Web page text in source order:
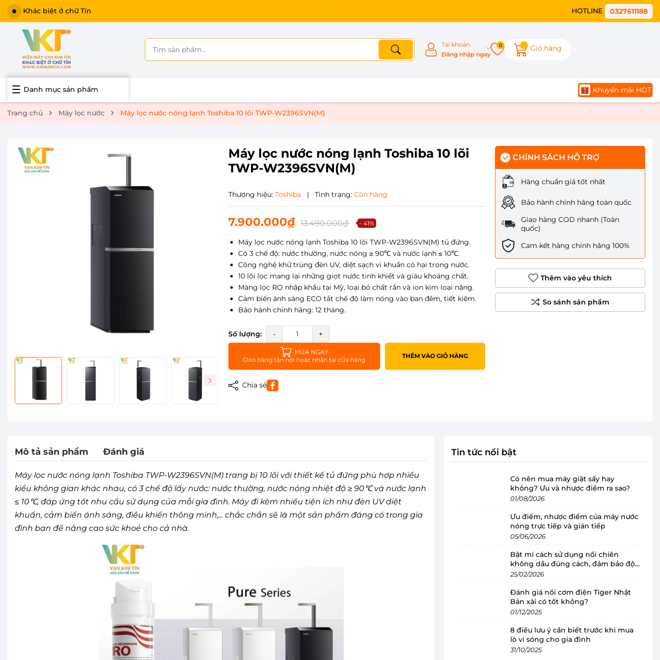
Khác biệt ở chữ Tín HOTLINE 0327611188
Tài khoản
Đăng nhập ngay
0 Giỏ hàng
Danh mục sản phẩm Khuyến mãi HOT
Trang chủ Máy lọc nước Máy lọc nước nóng lạnh Toshiba 10 lõi TWP-W2396SVN(M)
Máy lọc nước nóng lạnh Toshiba 10 lõi
TWP-W2396SVN(M)
Thương hiệu: Toshiba | Tình trạng: Còn hàng
7.900.000₫ 13.490.000₫ - 41%
Máy lọc nước nóng lạnh Toshiba 10 lõi TWP-W2396SVN(M) tủ đứng.
Có 3 chế độ: nước thường, nước nóng ≥ 90℃ và nước lạnh ≤ 10℃.
Công nghệ khử trùng đèn UV, diệt sạch vi khuẩn có hại trong nước.
10 lõi lọc mang lại những giọt nước tinh khiết và giàu khoáng chất.
Màng lọc RO nhập khẩu tại Mỹ, loại bỏ chất rắn và ion kim loại nặng.
Cảm biến ánh sáng ECO tắt chế độ làm nóng vào ban đêm, tiết kiệm.
Bảo hành chính hãng: 12 tháng.
Số lượng: - +
MUA NGAY
Giao hàng tận nơi hoặc nhận tại cửa hàng
THÊM VÀO GIỎ HÀNG
Chia sẻ
CHÍNH SÁCH HỖ TRỢ
Hàng chuẩn giá tốt nhất
Bảo hành chính hãng toàn quốc
Giao hàng COD nhanh (Toàn
quốc)
Cam kết hàng chính hãng 100%
Thêm vào yêu thích
Mô tả sản phẩm Đánh giá
Máy lọc nước nóng lạnh Toshiba TWP-W2396SVN(M) trang bị 10 lõi với thiết kế tủ đứng phù hợp nhiều
kiểu không gian khác nhau, có 3 chế độ lấy nước: nước thường, nước nóng nhiệt độ ≥ 90℃ và nước lạnh
≤ 10℃, đáp ứng tốt nhu cầu sử dụng của mỗi gia đình. Máy đi kèm nhiều tiện ích như đèn UV diệt
khuẩn, cảm biến ánh sáng, điều khiển thông minh,... chắc chắn sẽ là một sản phẩm đáng có trong gia
đình bạn để nâng cao sức khoẻ cho cả nhà.
Tin tức nổi bật
Có nên mua máy giặt sấy hay
không? Ưu và nhược điểm ra sao?
01/08/2026
Ưu điểm, nhược điểm của máy nước
nóng trực tiếp và gián tiếp
05/06/2026
Bật mí cách sử dụng nồi chiên
không dầu đúng cách, đảm bảo độ
bền
25/02/2026
Đánh giá nồi cơm điện Tiger Nhật
Bản xài có tốt không?
01/12/2025
8 điều lưu ý cần biết trước khi mua
lò vi sóng cho gia đình
31/10/2025